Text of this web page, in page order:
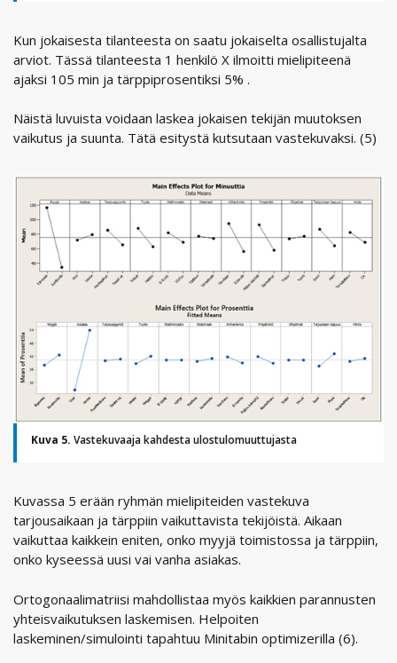
Kun jokaisesta tilanteesta on saatu jokaiselta osallistujalta
arviot. Tässä tilanteesta 1 henkilö X ilmoitti mielipiteenä
ajaksi 105 min ja tärppiprosentiksi 5% .
Näistä luvuista voidaan laskea jokaisen tekijän muutoksen
vaikutus ja suunta. Tätä esitystä kutsutaan vastekuvaksi. (5)
Kuva 5. Vastekuvaaja kahdesta ulostulomuuttujasta
Kuvassa 5 erään ryhmän mielipiteiden vastekuva
tarjousaikaan ja tärppiin vaikuttavista tekijöistä. Aikaan
vaikuttaa kaikkein eniten, onko myyjä toimistossa ja tärppiin,
onko kyseessä uusi vai vanha asiakas.
Ortogonaalimatriisi mahdollistaa myös kaikkien parannusten
yhteisvaikutuksen laskemisen. Helpoiten
laskeminen/simulointi tapahtuu Minitabin optimizerilla (6).